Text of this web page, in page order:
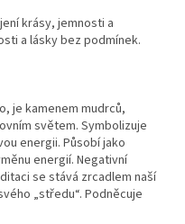
krásy, jemnosti a
a lásky bez podmínek.
je kamenem mudrců,
světem. Symbolizuje
energii. Působí jako
energií. Negativní
se stává zrcadlem naší
„středu“. Podněcuje